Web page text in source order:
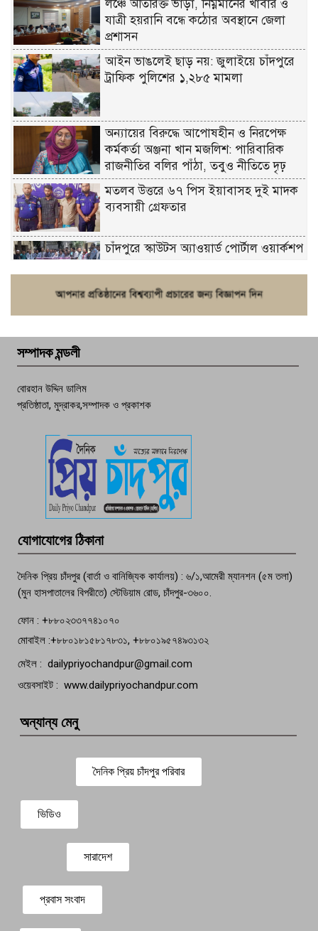
লঞ্চে অতিরিক্ত ভাড়া, নিম্নমানের খাবার ও
যাত্রী হয়রানি বন্ধে কঠোর অবস্থানে জেলা
প্রশাসন
আইন ভাঙলেই ছাড় নয়: জুলাইয়ে চাঁদপুরে
ট্রাফিক পুলিশের ১,২৮৫ মামলা
অন্যায়ের বিরুদ্ধে আপোষহীন ও নিরপেক্ষ
কর্মকর্তা অঞ্জনা খান মজলিশ: পারিবারিক
রাজনীতির বলির পাঁঠা, তবুও নীতিতে দৃঢ়
মতলব উত্তরে ৬৭ পিস ইয়াবাসহ দুই মাদক
ব্যবসায়ী গ্রেফতার
চাঁদপুরে স্কাউটস অ্যাওয়ার্ড পোর্টাল ওয়ার্কশপ
পচা দুর্গন্ধে ৯৯৯-এ ফোন, ফরিদগঞ্জে
তরুণের অর্ধগলিত লাশ উদ্ধার
সম্পাদক মন্ডলী
বোরহান উদ্দিন ডালিম
প্রতিষ্ঠাতা, মুদ্রাকর,সম্পাদক ও প্রকাশক
যোগাযোগের ঠিকানা
দৈনিক প্রিয় চাঁদপুর (বার্তা ও বানিজ্যিক কার্যালয়) : ৬/১,আমেরী ম্যানশন (৫ম তলা)
(মুন হাসপাতালের বিপরীতে) স্টেডিয়াম রোড, চাঁদপুর-৩৬০০.
ফোন : +৮৮০২৩৩৭৭৪১০৭০
মোবাইল :+৮৮০১৮১৫৮১৭৮৩১, +৮৮০১৯৫৭৪৯৩১৩২
মেইল : dailypriyochandpur@gmail.com
ওয়েবসাইট : www.dailypriyochandpur.com
অন্যান্য মেনু
দৈনিক প্রিয় চাঁদপুর পরিবার
ভিডিও
সারাদেশ
প্রবাস সংবাদ